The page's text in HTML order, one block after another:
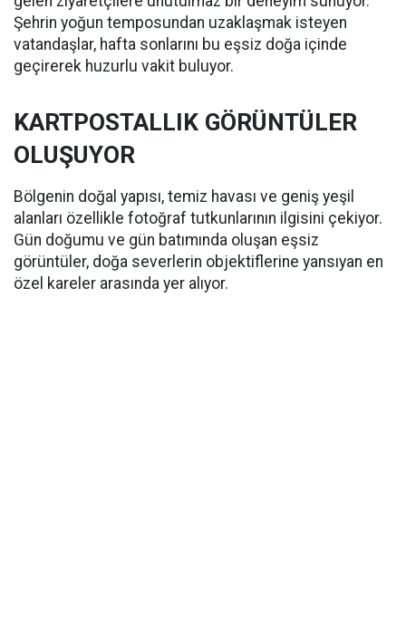
Şehrin yoğun temposundan uzaklaşmak isteyen
vatandaşlar, hafta sonlarını bu eşsiz doğa içinde
geçirerek huzurlu vakit buluyor.
KARTPOSTALLIK GÖRÜNTÜLER
OLUŞUYOR
Bölgenin doğal yapısı, temiz havası ve geniş yeşil
alanları özellikle fotoğraf tutkunlarının ilgisini çekiyor.
Gün doğumu ve gün batımında oluşan eşsiz
görüntüler, doğa severlerin objektiflerine yansıyan en
özel kareler arasında yer alıyor.